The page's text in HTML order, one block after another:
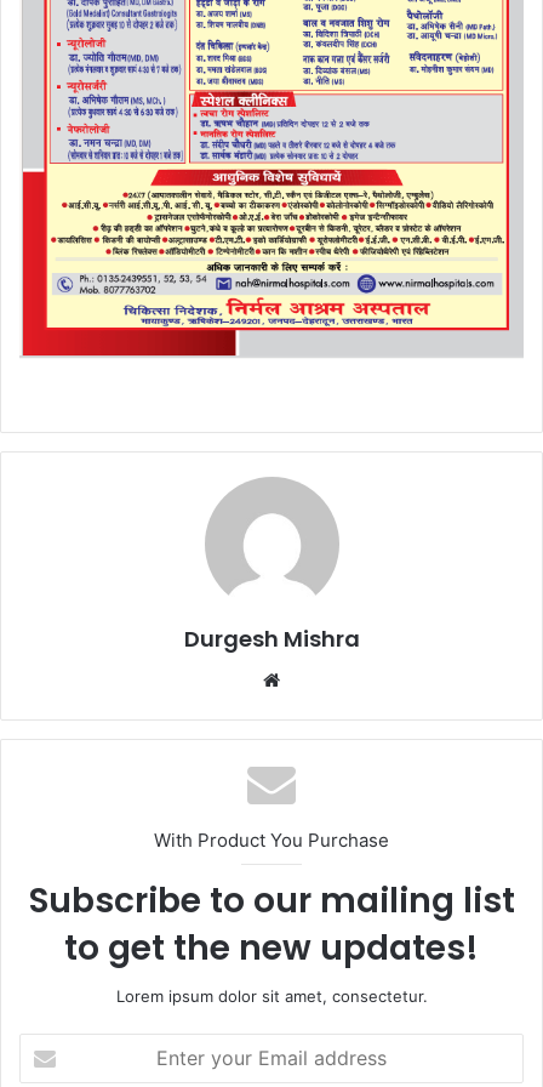
Durgesh Mishra
Website
With Product You Purchase
Subscribe to our mailing list
to get the new updates!
Lorem ipsum dolor sit amet, consectetur.
your